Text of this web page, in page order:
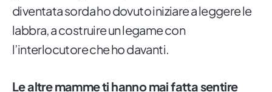
diventata sorda ho dovuto iniziare a leggere le
labbra, a costruire un legame con
l’interlocutore che ho davanti.
Le altre mamme ti hanno mai fatta sentire